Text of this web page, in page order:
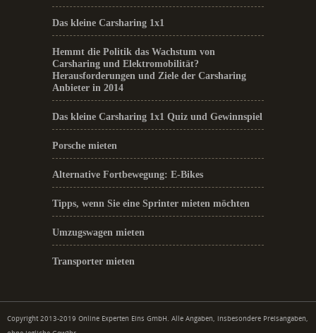
Das kleine Carsharing 1x1
Hemmt die Politik das Wachstum von
Carsharing und Elektromobilität?
Herausforderungen und Ziele der Carsharing
Anbieter in 2014
Das kleine Carsharing 1x1 Quiz und Gewinnspiel
Porsche mieten
Alternative Fortbewegung: E-Bikes
Tipps, wenn Sie eine Sprinter mieten möchten
Umzugswagen mieten
Transporter mieten
Copyright 2013-2019 Online Experten Eins GmbH. Alle Angaben, insbesondere Preisangaben,